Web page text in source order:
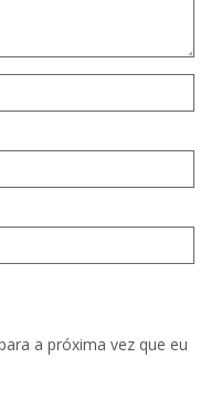
a próxima vez que eu